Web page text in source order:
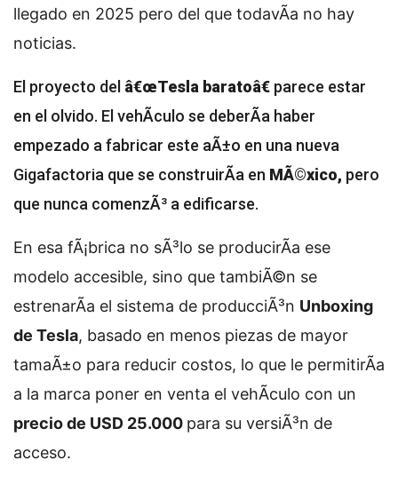
llegado en 2025 pero del que todavÃ­a no hay
noticias.
El proyecto del â€œTesla baratoâ€ parece estar
en el olvido. El vehÃ­culo se deberÃ­a haber
empezado a fabricar este aÃ±o en una nueva
Gigafactoria que se construirÃ­a en MÃ©xico, pero
que nunca comenzÃ³ a edificarse.
En esa fÃ¡brica no sÃ³lo se producirÃ­a ese
modelo accesible, sino que tambiÃ©n se
estrenarÃ­a el sistema de producciÃ³n Unboxing
de Tesla, basado en menos piezas de mayor
tamaÃ±o para reducir costos, lo que le permitirÃ­a
a la marca poner en venta el vehÃ­culo con un
precio de USD 25.000 para su versiÃ³n de
acceso.